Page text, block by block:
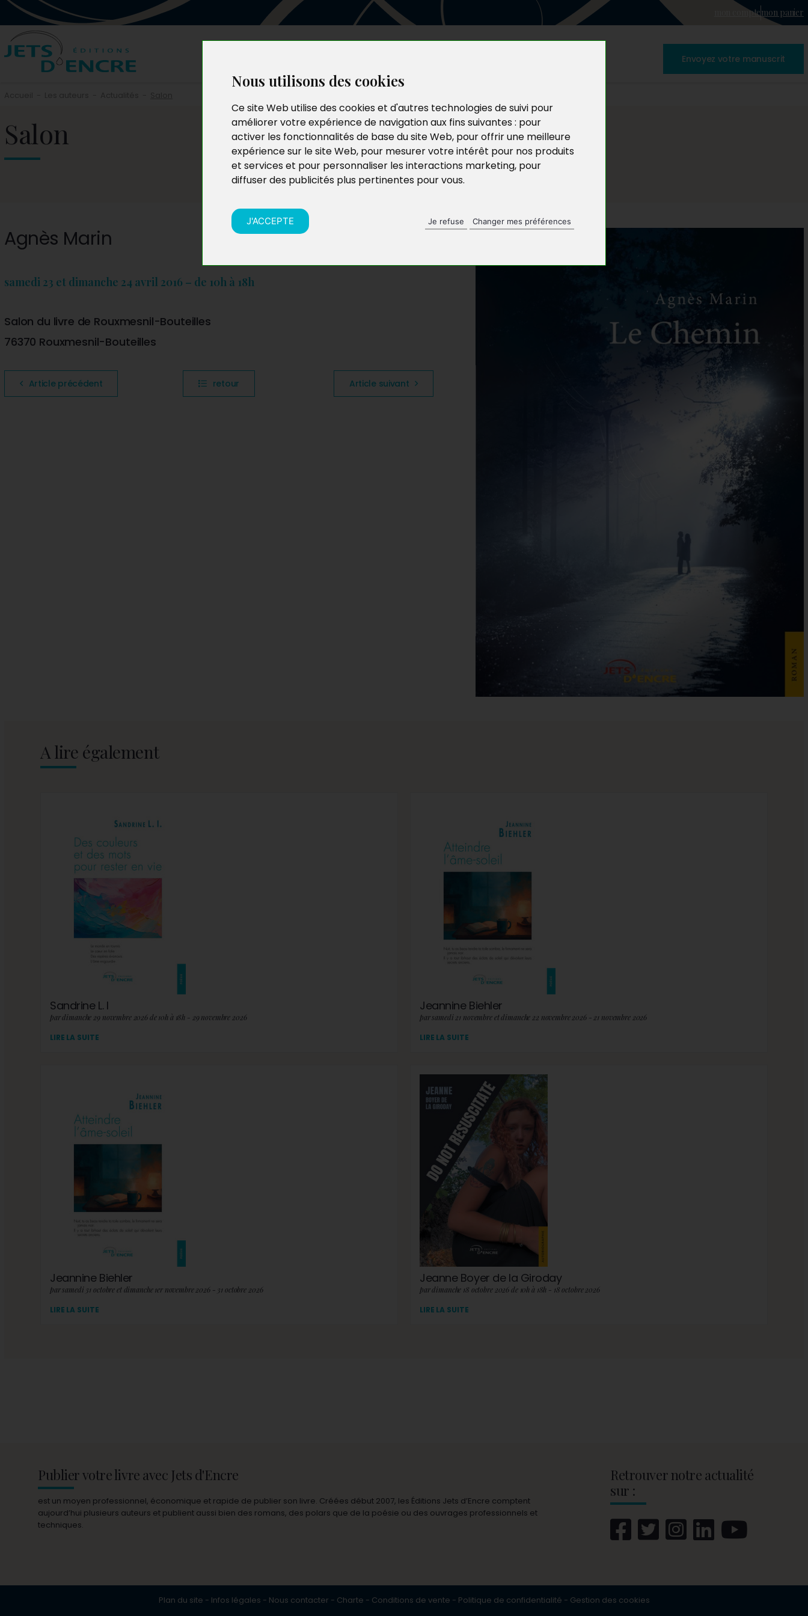
Nous utilisons des cookies
Ce site Web utilise des cookies et d'autres technologies de suivi pour
améliorer votre expérience de navigation aux fins suivantes : pour
activer les fonctionnalités de base du site Web, pour offrir une meilleure
expérience sur le site Web, pour mesurer votre intérêt pour nos produits
et services et pour personnaliser les interactions marketing, pour
diffuser des publicités plus pertinentes pour vous.
J'ACCEPTE Je refuse Changer mes préférences
mon comptemon panier
Envoyez votre manuscrit
Salon
Agnès Marin
samedi 23 et dimanche 24 avril 2016 – de 10h à 18h
Salon du livre de Rouxmesnil-Bouteilles
76370 Rouxmesnil-Bouteilles
Article précédent retour Article suivant
A lire également
Sandrine L. I
par dimanche 29 novembre 2026 de 10h à 18h - 29 novembre 2026
LIRE LA SUITE
Jeannine Biehler
par samedi 21 novembre et dimanche 22 novembre 2026 - 21 novembre 2026
LIRE LA SUITE
Jeannine Biehler
par samedi 31 octobre et dimanche 1er novembre 2026 - 31 octobre 2026
LIRE LA SUITE
Jeanne Boyer de la Giroday
par dimanche 18 octobre 2026 de 10h à 18h - 18 octobre 2026
LIRE LA SUITE
Publier votre livre avec Jets d'Encre
est un moyen professionnel, économique et rapide de publier son livre. Créées début 2007, les Éditions Jets d’Encre comptent
aujourd’hui plusieurs auteurs et publient aussi bien des romans, des polars que de la poésie ou des ouvrages professionnels et
techniques.
Retrouver notre actualité
sur :
Plan du site - Infos légales - Nous contacter - Charte - Conditions de vente - Politique de confidentialité - Gestion des cookies